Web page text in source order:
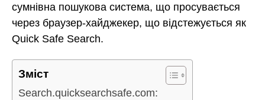
сумнівна пошукова система, що просувається
через браузер-хайджекер, що відстежується як
Quick Safe Search.
Зміст
Search.quicksearchsafe.com: